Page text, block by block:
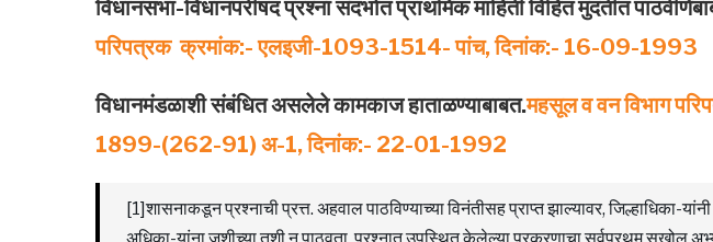
विधानसभा-विधानपरीषद प्रश्‍ना संदर्भात प्राथमिक माहिती विहित मुदतीत
परिपत्रक क्रमांक:- एलइजी-1093-1514- पांच, दिनांक:- 16-09-1993
विधानमंडळाशी संबंधित असलेले कामकाज हाताळण्‍याबाबत.महसूल व वन विभाग
1899-(262-91) अ-1, दिनांक:- 22-01-1992
[1]शासनाकडून प्रश्नाची प्रत्त. अहवाल पाठविण्याच्या विनंतीसह प्राप्त झाल्यावर, जिल्हाधिका-